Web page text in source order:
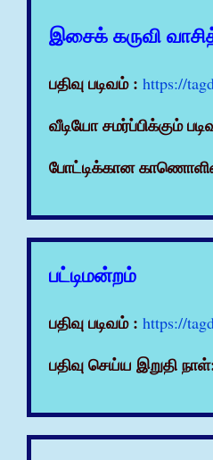
இசைக் கருவி
பதிவு படிவம் : https://
வீடியோ சமர்ப்பிக்கும்
போட்டிக்கான
பட்டிமன்றம்
பதிவு படிவம் : https://
பதிவு செய்ய இறுதி